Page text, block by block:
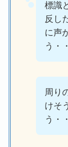
標識
反し
に声
う・
周り
けそ
う・